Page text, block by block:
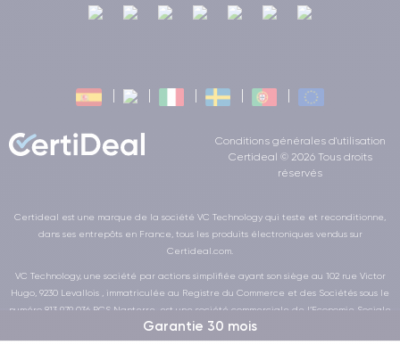
Garantie 30 mois
Conditions générales d'utilisation
Certideal © 2026 Tous droits
réservés
Certideal est une marque de la société VC Technology qui teste et reconditionne,
dans ses entrepôts en France, tous les produits électroniques vendus sur
Certideal.com.
VC Technology, une société par actions simplifiée ayant son siège au 102 rue Victor
Hugo, 9230 Levallois , immatriculée au Registre du Commerce et des Sociétés sous le
numéro 813 979 036 RCS Nanterre, est une société commerciale de l’Economie Sociale
et Solidaire au sens de la loi de la LOI n° 2014-856 du 31 juillet 2014